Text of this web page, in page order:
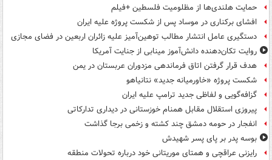
حمایت هلندی‌ها از مظلومیت فلسطین +فیلم
افشای برکناری در موساد پس از شکست پروژه علیه ایران
دستگیری عامل انتشار مطالب توهین‌آمیز علیه زائران اربعین در فضای مجازی
روایت تکان‌دهنده دانش‌آموز مینابی از جنایت آمریکا
هدف قرار گرفتن اتاق‌ فرماندهی مزدوران عربستان در یمن
شکست پروژه «خاورمیانه جدید» نتانیاهو
گزافه‌گویی و لفاظی جدید ترامپ علیه ایران
پیروزی استقلال مقابل همنام خوزستانی در دیداری تدارکاتی
انفجار در حومه دمشق چند کشته و زخمی برجا گذاشت
بوسه‌ پدر بر پای پسر شهیدش
رایزنی عراقچی و همتای موریتانی خود درباره تحولات منطقه